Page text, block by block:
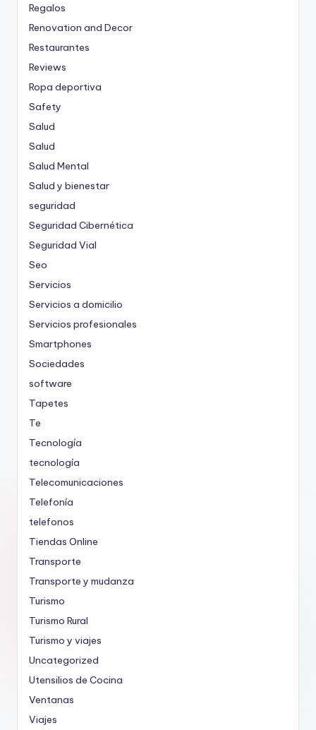
Regalos
Renovation and Decor
Restaurantes
Reviews
Ropa deportiva
Safety
Salud
Salud
Salud Mental
Salud y bienestar
seguridad
Seguridad Cibernética
Seguridad Vial
Seo
Servicios
Servicios a domicilio
Servicios profesionales
Smartphones
Sociedades
software
Tapetes
Te
Tecnología
tecnología
Telecomunicaciones
Telefonía
telefonos
Tiendas Online
Transporte
Transporte y mudanza
Turismo
Turismo Rural
Turismo y viajes
Uncategorized
Utensilios de Cocina
Ventanas
Viajes